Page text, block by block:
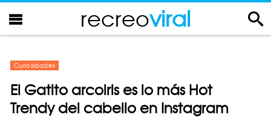
recreoviral
Curiosidades
El Gatito arcoiris es lo más Hot
Trendy del cabello en Instagram